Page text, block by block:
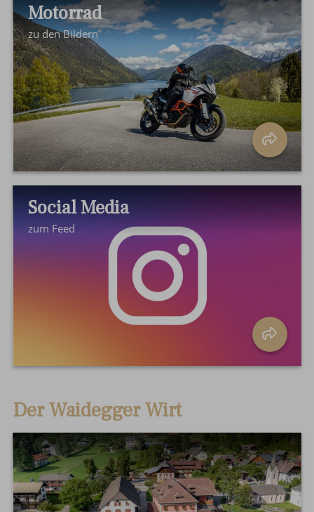
Motorrad
zu den Bildern
Social Media
zum Feed
Der Waidegger Wirt